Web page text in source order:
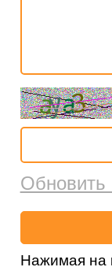
Обновить
Нажимая на